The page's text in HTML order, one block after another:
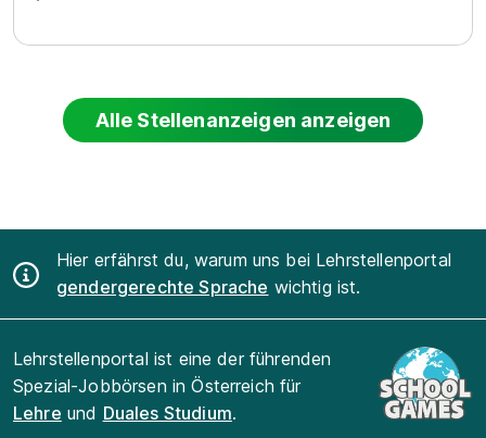
Alle Stellenanzeigen anzeigen
Hier erfährst du, warum uns bei Lehrstellenportal
gendergerechte Sprache wichtig ist.
Lehrstellenportal ist eine der führenden
Spezial-Jobbörsen in Österreich für
Lehre und Duales Studium.